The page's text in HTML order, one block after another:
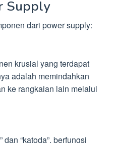
Supply
dari power supply:
krusial yang terdapat
adalah memindahkan
ke rangkaian lain melalui
“katoda”, berfungsi